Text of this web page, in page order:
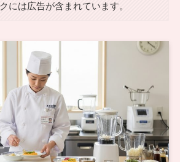
には広告が含まれています。